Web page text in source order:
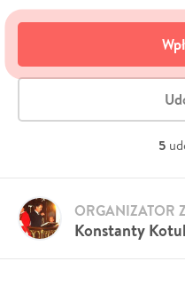
5
Konstanty
ORGANIZATOR